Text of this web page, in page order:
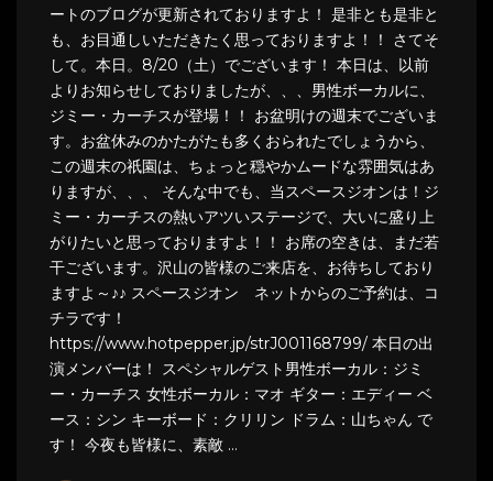
ートのブログが更新されておりますよ！ 是非とも是非と
も、お目通しいただきたく思っておりますよ！！ さてそ
して。本日。8/20（土）でございます！ 本日は、以前
よりお知らせしておりましたが、、、男性ボーカルに、
ジミー・カーチスが登場！！ お盆明けの週末でございま
す。お盆休みのかたがたも多くおられたでしょうから、
この週末の祇園は、ちょっと穏やかムードな雰囲気はあ
りますが、、、 そんな中でも、当スペースジオンは！ジ
ミー・カーチスの熱いアツいステージで、大いに盛り上
がりたいと思っておりますよ！！ お席の空きは、まだ若
干ございます。沢山の皆様のご来店を、お待ちしており
ますよ～♪♪ スペースジオン ネットからのご予約は、コ
チラです！
https://www.hotpepper.jp/strJ001168799/ 本日の出
演メンバーは！ スペシャルゲスト男性ボーカル：ジミ
ー・カーチス 女性ボーカル：マオ ギター：エディー ベ
ース：シン キーボード：クリリン ドラム：山ちゃん で
す！ 今夜も皆様に、素敵 …